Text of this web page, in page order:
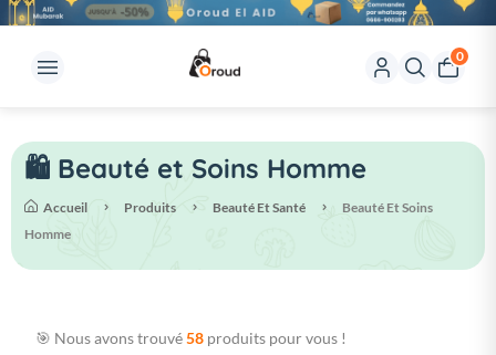
0
🛍️ Beauté et Soins Homme
Accueil Produits Beauté Et Santé
Beauté Et Soins
Homme
🎯 Nous avons trouvé58 produits pour vous !